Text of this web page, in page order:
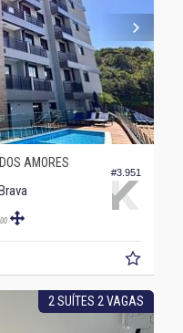
#3.951
AMORES
00
2 SUÍTES 2 VAGAS